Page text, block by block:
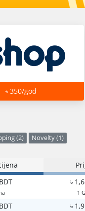
৳ 350/god
(2) Novelty (1)
৳
1
৳